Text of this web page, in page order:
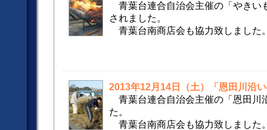
青葉台連合自治会主催の「やきい
されました。
青葉台南商店会も協力致しました
2013年12月14日（土）「恩田川沿
青葉台連合自治会主催の「恩田川
た。
青葉台南商店会も協力致しました